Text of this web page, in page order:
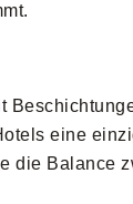
eine
die Balance